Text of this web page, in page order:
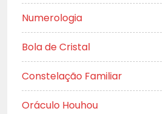
Numerologia
Bola de Cristal
Constelação Familiar
Oráculo Houhou